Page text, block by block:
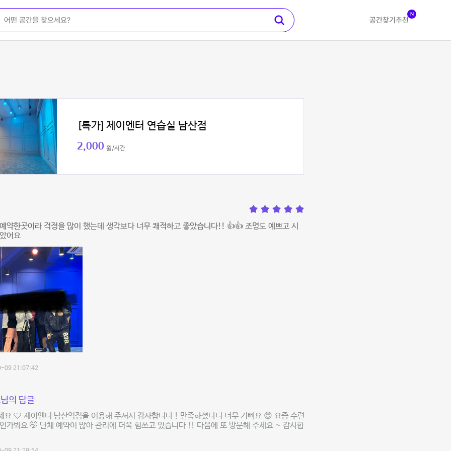
공간찾기 추천
N
[특가] 제이엔터 연습실 남산점
2,000 원/시간
약한곳이라 걱정을 많이 했는데 생각보다 너무 쾌적하고 좋았습니다!! 👍👍 조명도 예쁘고 시
어요
09 21:07:42
의 답글
요 🩵 제이엔터 남산역점을 이용해 주셔서 감사합니다 ! 만족하셨다니 너무 기뻐요 😍 요즘 수련
가봐요 🤭 단체 예약이 많아 관리에 더욱 힘쓰고 있습니다 !! 다음에 또 방문해 주세요 ~ 감사합